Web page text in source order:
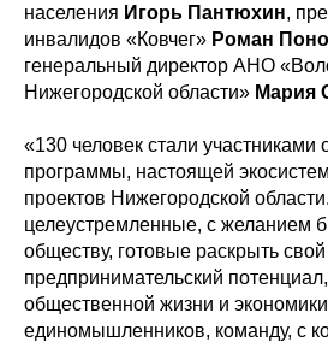
населения Игорь Пантюхин,
инвалидов «Ковчег» Роман
генеральный директор АНО
Нижегородской области» Мария
«130 человек стали участниками
программы, настоящей
проектов Нижегородской
целеустремленные, с желанием
обществу, готовые раскрыть
предпринимательский
общественной жизни и
единомышленников, команду, с